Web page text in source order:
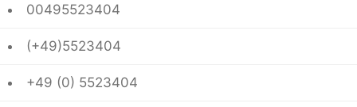
00495523404
(+49)5523404
+49 (0) 5523404